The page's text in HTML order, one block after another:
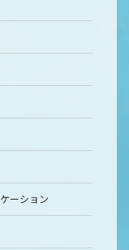
ーション